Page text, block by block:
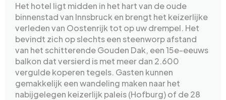
Het hotel ligt midden in het hart van de oude
binnenstad van Innsbruck en brengt het keizerlijke
verleden van Oostenrijk tot op uw drempel. Het
bevindt zich op slechts een steenworp afstand
van het schitterende Gouden Dak, een 15e-eeuws
balkon dat versierd is met meer dan 2.600
vergulde koperen tegels. Gasten kunnen
gemakkelijk een wandeling maken naar het
nabijgelegen keizerlijk paleis (Hofburg) of de 28